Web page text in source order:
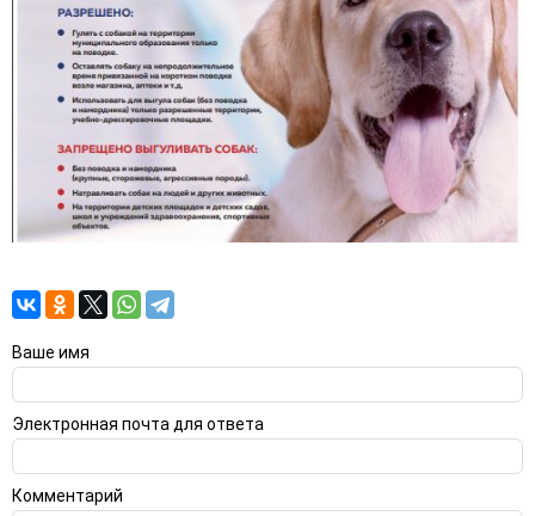
Ваше имя
Электронная почта для ответа
Комментарий